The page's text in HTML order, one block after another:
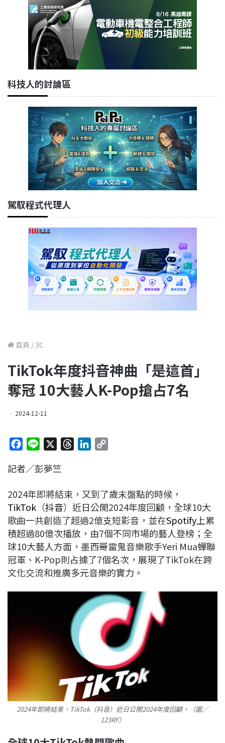
科技人的討論區
駕馭程式代理人